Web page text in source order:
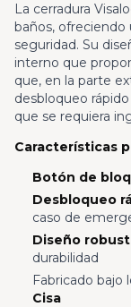
La cerradura
baños,
seguridad. Su
interno que
que, en la parte
desbloqueo
que se requiera
Características
Botón de
Desbloqueo
caso de
Diseño
durabilidad
Fabricado bajo
Cisa